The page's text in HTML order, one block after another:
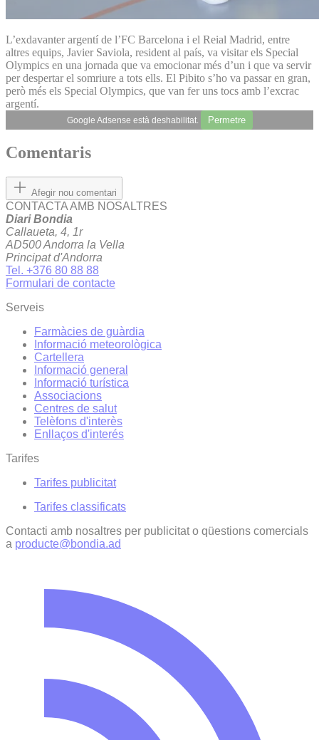
L’exdavanter argentí de l’FC Barcelona i el Reial Madrid, entre
altres equips, Javier Saviola, resident al país, va visitar els Special
Olympics en una jornada que va emocionar més d’un i que va servir
per despertar el somriure a tots ells. El Pibito s’ho va passar en gran,
però més els Special Olympics, que van fer uns tocs amb l’excrac
argentí.
Google Adsense està deshabilitat. Permetre
Comentaris
Afegir nou comentari
CONTACTA AMB NOSALTRES
Diari Bondia
Callaueta, 4, 1r
AD500 Andorra la Vella
Principat d'Andorra
Tel. +376 80 88 88
Formulari de contacte
Serveis
Farmàcies de guàrdia
Informació meteorològica
Cartellera
Informació general
Informació turística
Associacions
Centres de salut
Telèfons d'interès
Enllaços d'interés
Tarifes
Tarifes publicitat
Tarifes classificats
Contacti amb nosaltres per publicitat o qüestions comercials
a producte@bondia.ad